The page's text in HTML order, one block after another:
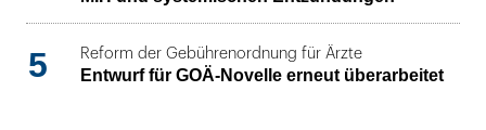
5 Reform der Gebührenordnung für Ärzte
Entwurf für GOÄ-Novelle erneut überarbeitet